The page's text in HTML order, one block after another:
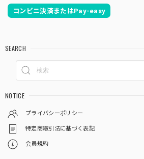
コンビニ決済またはPay-easy
SEARCH
NOTICE
プライバシーポリシー
特定商取引法に基づく表記
会員規約